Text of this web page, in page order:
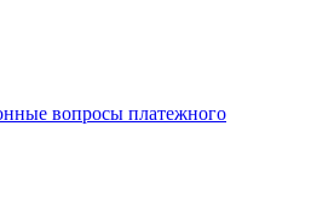
вопросы платежного